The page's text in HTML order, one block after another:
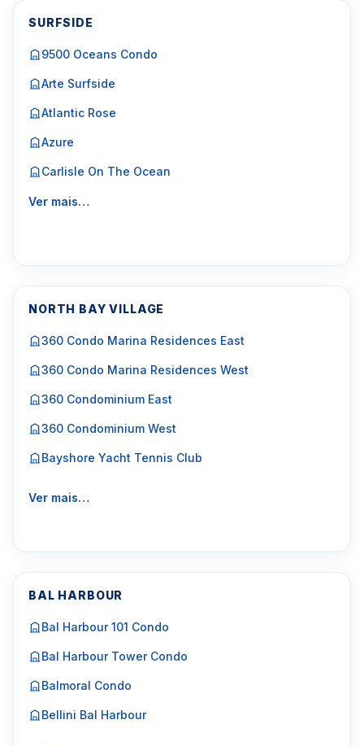
SURFSIDE
9500 Oceans Condo
Arte Surfside
Atlantic Rose
Azure
Carlisle On The Ocean
Ver mais…
NORTH BAY VILLAGE
360 Condo Marina Residences East
360 Condo Marina Residences West
360 Condominium East
360 Condominium West
Bayshore Yacht Tennis Club
Ver mais…
BAL HARBOUR
Bal Harbour 101 Condo
Bal Harbour Tower Condo
Balmoral Condo
Bellini Bal Harbour